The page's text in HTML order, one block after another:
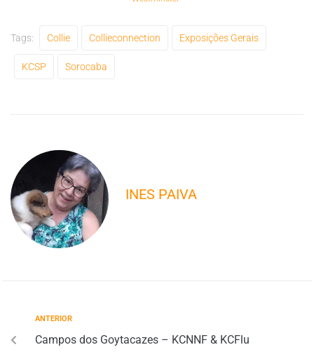
Tags: Collie Collieconnection Exposições Gerais
KCSP Sorocaba
INES PAIVA
ANTERIOR
Campos dos Goytacazes – KCNNF & KCFlu